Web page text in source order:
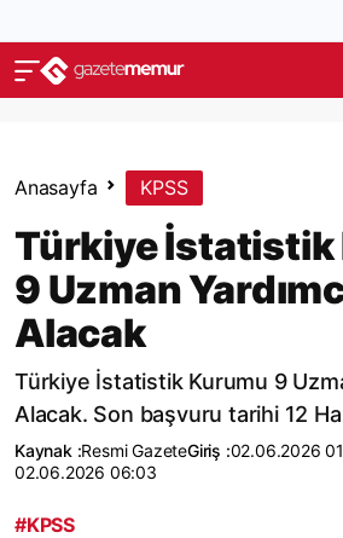
Anasayfa KPSS
Türkiye İstatistik
9 Uzman
Alacak
Türkiye İstatistik Kurumu 9
Alacak. Son başvuru tarihi 12
Kaynak :Resmi GazeteGiriş :02.06.2026
02.06.2026 06:03
#KPSS